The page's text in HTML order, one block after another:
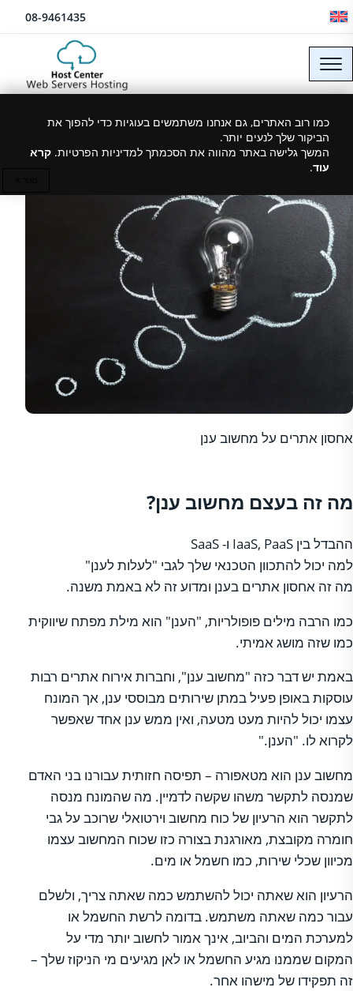
דלג לתוכן 08-9461435
כמו רוב האתרים, גם אנחנו משתמשים בעוגיות כדי להפוך את
הביקור שלך לנעים יותר.
המשך גלישה באתר מהווה את הסכמתך למדיניות הפרטיות. קרא
עוד.
אחסון אתרים על מחשוב ענן
10/05/2021
אחסון אתרים על מחשוב ענן
מה זה בעצם מחשוב ענן?
ההבדל בין IaaS, PaaS ו- SaaS
למה יכול להתכוון הטכנאי שלך לגבי "לעלות לענן"
מה זה אחסון אתרים בענן ומדוע זה לא באמת משנה.
כמו הרבה מילים פופולריות, "הענן" הוא מילת מפתח שיווקית
כמו שזה מושג אמיתי.
באמת יש דבר כזה "מחשוב ענן", וחברות אירוח אתרים רבות
עוסקות באופן פעיל במתן שירותים מבוססי ענן, אך המונח
עצמו יכול להיות מעט מטעה, ואין ממש ענן אחד שאפשר
לקרוא לו. "הענן."
מחשוב ענן הוא מטאפורה – תפיסה חזותית עבורנו בני האדם
שמנסה לתקשר משהו שקשה לדמיין. מה שהמונח מנסה
לתקשר הוא הרעיון של כוח מחשוב וירטואלי שרוכב על גבי
חומרה מקובצת, מאורגנת בצורה כזו שכוח המחשוב עצמו
מכיוון שכלי שירות, כמו חשמל או מים.
הרעיון הוא שאתה יכול להשתמש כמה שאתה צריך, ולשלם
עבור כמה שאתה משתמש. בדומה לרשת החשמל או
למערכת המים והביוב, אינך אמור לחשוב יותר מדי על
המקום שממנו מגיע החשמל או לאן מגיעים מי הניקוז שלך –
זה תפקידו של מישהו אחר.